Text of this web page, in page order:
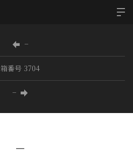
−
箱番号 3704
−
−